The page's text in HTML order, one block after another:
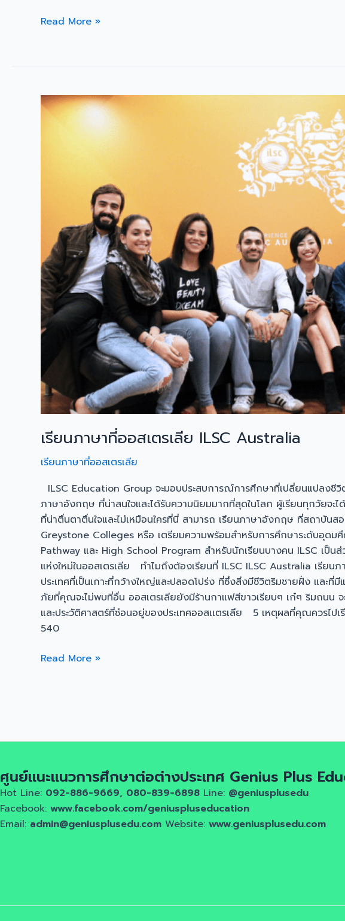
Read More »
เรียนภาษาที่ออสเตรเลีย ILSC Australia
เรียนภาษาที่ออสเตรเลีย
ILSC Education Group จะมอบประสบการณ์การศึกษาที่เปลี่ยนแปลงชี
ภาษาอังกฤษ ที่น่าสนใจและได้รับความนิยมมากที่สุดในโลก ผู้เรียนทุกวัยจะไ
ที่น่าตื่นตาตื่นใจและไม่เหมือนใครที่นี่ สามารถ เรียนภาษาอังกฤษ ที่สถาบันส
Greystone Colleges หรือ เตรียมความพร้อมสำหรับการศึกษาระดับอุดม
Pathway และ High School Program สำหรับนักเรียนบางคน ILSC เป็น
แห่งใหม่ในออสเตรเลีย ทำไมถึงต้องเรียนที่ ILSC ILSC Australia เรีย
ประเทศที่เป็นเกาะที่กว้างใหญ่และปลอดโปร่ง ที่ซึ่งสิ่งมีชีวิตริมชายฝั่ง และ
ภัยที่คุณจะไม่พบที่อื่น ออสเตรเลียยังมีร้านกาแฟสีขาวเรียบๆ เก๋ๆ ริมถนน
และประวัติศาสตร์ที่ซ่อนอยู่ของประเทศออสเเตรเลีย 5 เหตุผลที่คุณควรไ
540
เรียน
ภาษา
Read More »
ศูนย์แนะแนวการศึกษาต่อต่างประเทศ Genius Plus
Hot Line: 092-886-9669, 080-839-6898 Line: @geniusplusedu
Facebook: www.facebook.com/geniuspluseducation
Email: admin@geniusplusedu.com Website: www.geniusplusedu.com